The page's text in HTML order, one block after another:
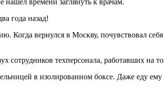
Когда вернулся в Москву, почувствовал
сотрудников техперсонала, работавших на
в изолированном боксе. Даже еду